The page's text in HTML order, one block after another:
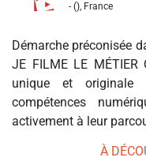
- (), France
Démarche préconisée
JE FILME LE MÉTIER
unique et originale
compétences
activement à leur
À